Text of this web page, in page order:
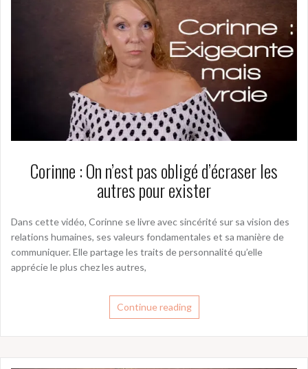
Corinne : On n’est pas obligé d’écraser les
autres pour exister
Dans cette vidéo, Corinne se livre avec sincérité sur sa vision des
relations humaines, ses valeurs fondamentales et sa manière de
communiquer. Elle partage les traits de personnalité qu’elle
apprécie le plus chez les autres,
Continue reading